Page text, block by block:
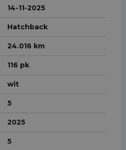
14-11-2025
Hatchback
24.016 km
116 pk
wit
5
2025
5